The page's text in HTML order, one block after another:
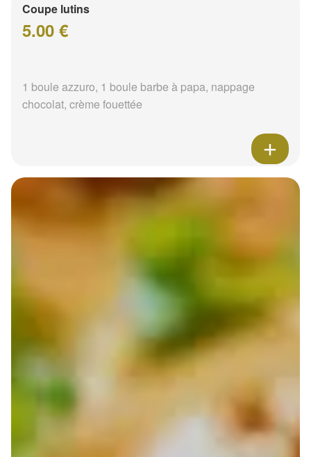
Coupe lutins
5.00 €
1 boule azzuro, 1 boule barbe à papa, nappage
chocolat, crème fouettée